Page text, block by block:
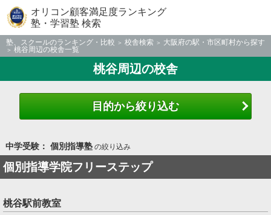
オリコン顧客満足度ランキング
塾・学習塾 検索
塾、スクールのランキング・比較 校舎検索
大阪府の駅・市区町村から探す
桃谷周辺の校舎一覧
桃谷周辺の校舎
目的から絞り込む
中学受験： 個別指導塾の絞り込み
個別指導学院フリーステップ
桃谷駅前教室